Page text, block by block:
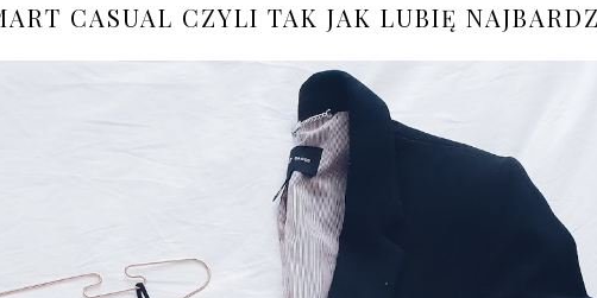
CASUAL CZYLI TAK JAK LUBIĘ